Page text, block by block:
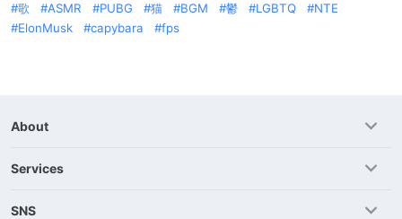
歌
ASMR PUBG 猫 BGM 鬱 LGBTQ
NTE
ElonMusk
capybara fps
About
Services
SNS